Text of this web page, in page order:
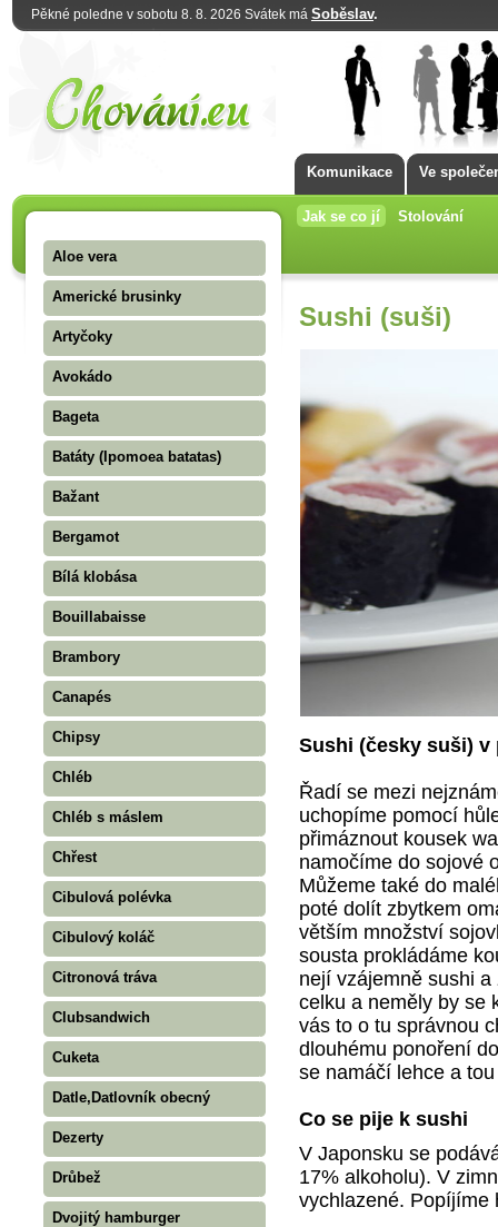
Pěkné poledne v sobotu 8. 8. 2026 Svátek má Soběslav.
Komunikace Ve
Jak se co jí Stolování
Aloe vera
Americké brusinky
Artyčoky
Avokádo
Bageta
Batáty (Ipomoea batatas)
Bažant
Bergamot
Bílá klobása
Bouillabaisse
Brambory
Canapés
Chipsy
Chléb
Chléb s máslem
Chřest
Cibulová polévka
Cibulový koláč
Citronová tráva
Clubsandwich
Cuketa
Datle,Datlovník obecný
Dezerty
Drůbež
Dvojitý hamburger
Sushi (suši)
Sushi (česky suši) v
Řadí se mezi
uchopíme pomocí
přimáznout kousek
namočíme do sojové
Můžeme také do
poté dolít zbytkem
větším množství
sousta prokládáme
nejí vzájemně sushi
celku a neměly by se
vás to o tu správnou
dlouhému ponoření
se namáčí lehce a
Co se pije k sushi
V Japonsku se
17% alkoholu). V
vychlazené. Popíjíme